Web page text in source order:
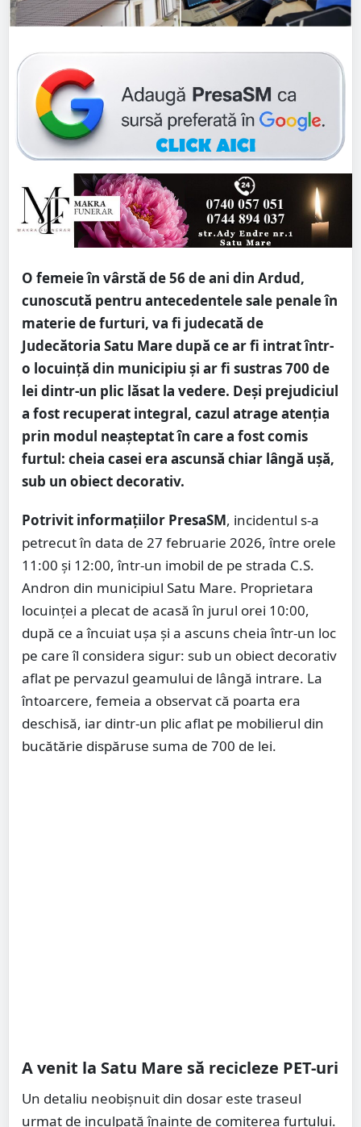
O femeie în vârstă de 56 de ani din Ardud,
cunoscută pentru antecedentele sale penale în
materie de furturi, va fi judecată de
Judecătoria Satu Mare după ce ar fi intrat într-
o locuință din municipiu și ar fi sustras 700 de
lei dintr-un plic lăsat la vedere. Deși prejudiciul
a fost recuperat integral, cazul atrage atenția
prin modul neașteptat în care a fost comis
furtul: cheia casei era ascunsă chiar lângă ușă,
sub un obiect decorativ.
Potrivit informațiilor PresaSM, incidentul s-a
petrecut în data de 27 februarie 2026, între orele
11:00 și 12:00, într-un imobil de pe strada C.S.
Andron din municipiul Satu Mare. Proprietara
locuinței a plecat de acasă în jurul orei 10:00,
după ce a încuiat ușa și a ascuns cheia într-un loc
pe care îl considera sigur: sub un obiect decorativ
aflat pe pervazul geamului de lângă intrare. La
întoarcere, femeia a observat că poarta era
deschisă, iar dintr-un plic aflat pe mobilierul din
bucătărie dispăruse suma de 700 de lei.
A venit la Satu Mare să recicleze PET-uri
Un detaliu neobișnuit din dosar este traseul
urmat de inculpată înainte de comiterea furtului.